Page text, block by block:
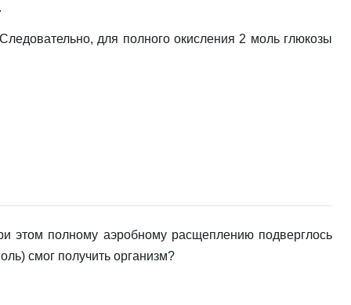
для полного окисления 2 моль глюкозы
этом полному аэробному расщеплению подверглось
смог получить организм?